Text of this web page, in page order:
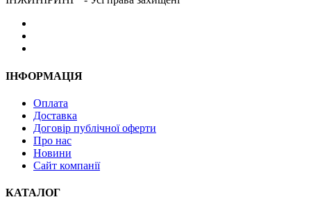
ІНФОРМАЦІЯ
Оплата
Доставка
Договір публічної оферти
Про нас
Новини
Сайт компанії
КАТАЛОГ